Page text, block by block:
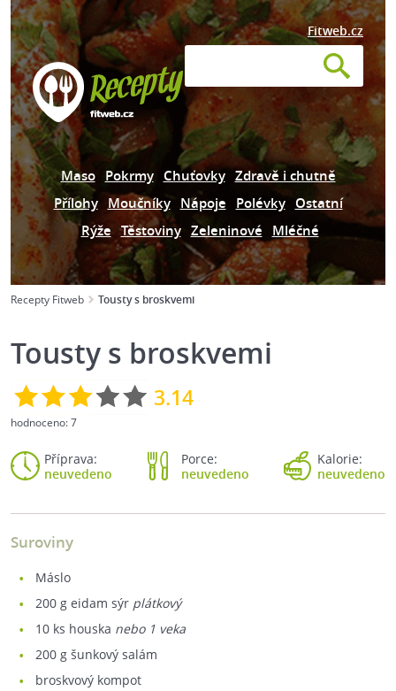
Fitweb.cz
Maso Pokrmy Chuťovky Zdravě i chutně
Přílohy Moučníky Nápoje Polévky Ostatní
Rýže Těstoviny Zeleninové Mléčné
Recepty Fitweb Tousty s broskvemi
Tousty s broskvemi
3.14
hodnoceno:7
Příprava:
neuvedeno
Porce:
neuvedeno
Kalorie:
neuvedeno
Suroviny
máslo
200 g eidam sýr plátkový
10 ks houska nebo 1 veka
200 g šunkový salám
broskvový kompot